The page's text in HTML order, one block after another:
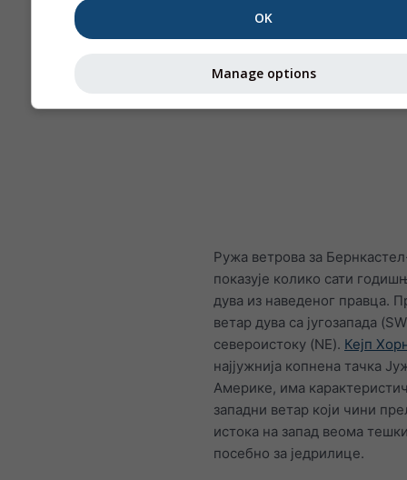
Ружа ветрова за
показује колико сати
дува из наведеног правца.
ветар дува са југозапада
североистоку (NE). Кејп
најјужнија копнена тачка
Америке, има
западни ветар који чини
истока на запад веома
посебно за једрилице.
OK
Manage options